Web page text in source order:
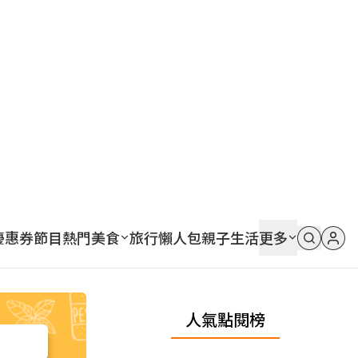
惠券節目熱門美食 旅行懶人包親子生活更多
人氣點閱榜